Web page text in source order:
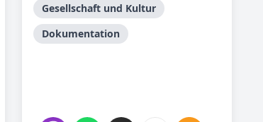
Gesellschaft und Kultur
Dokumentation